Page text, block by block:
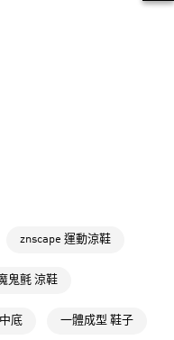
znscape 運動涼鞋
鬼氈 涼鞋
底 一體成型 鞋子